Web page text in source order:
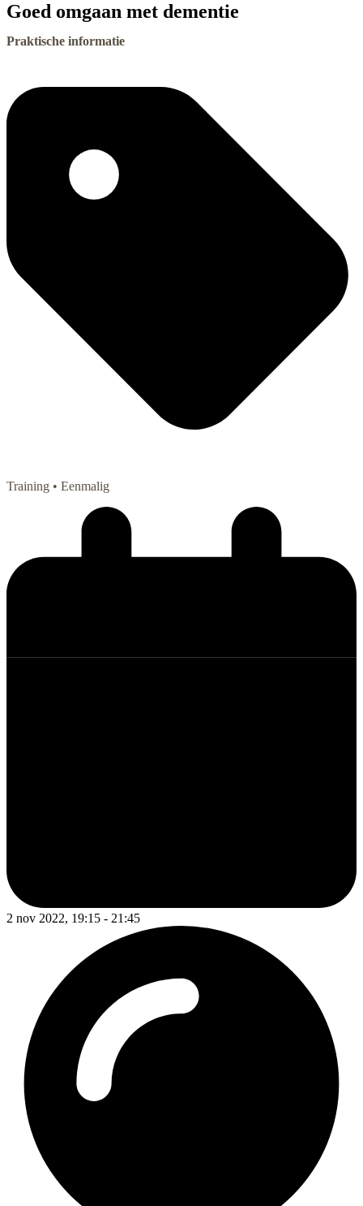
Goed omgaan met dementie
Praktische informatie
Training • Eenmalig
2 nov 2022, 19:15 - 21:45